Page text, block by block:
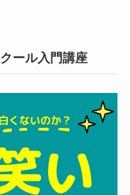
ール入門講座